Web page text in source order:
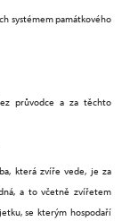
systémem památkového
průvodce a za těchto
která zvíře vede, je za
a to včetně zvířetem
se kterým hospodaří